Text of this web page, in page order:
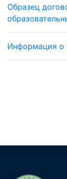
Образец
Информация о